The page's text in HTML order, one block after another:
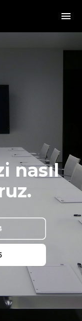
nasıl